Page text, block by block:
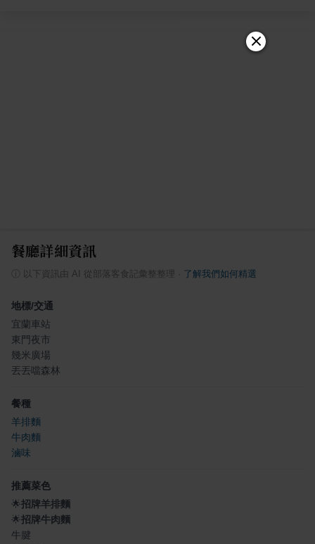
餐廳詳細資訊
以下資訊由 AI 從部落客食記彙整整理 了解我們如何精選
地標/交通
宜蘭車站
東門夜市
幾米廣場
丟丟噹森林
餐種
羊排麵
牛肉麵
滷味
推薦菜色
🌟招牌羊排麵
🌟招牌牛肉麵
牛腱